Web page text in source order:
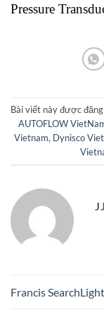
Pressure
Bài viết này được
AUTOFLOW
Vietnam, Dynisco
Francis